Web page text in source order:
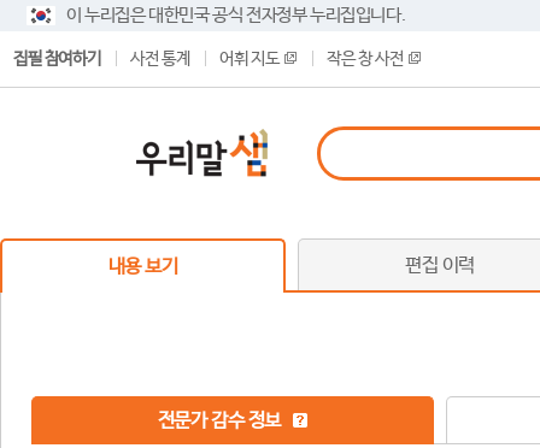
이 누리집은 대한민국 공식 전자정부 누리집입니다.
집필 참여하기 사전 통계 어휘 지도 작은 창 사전
내용 보기 편집 이력
전문가 감수 정보